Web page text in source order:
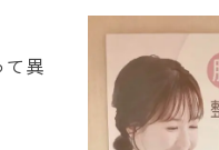
異